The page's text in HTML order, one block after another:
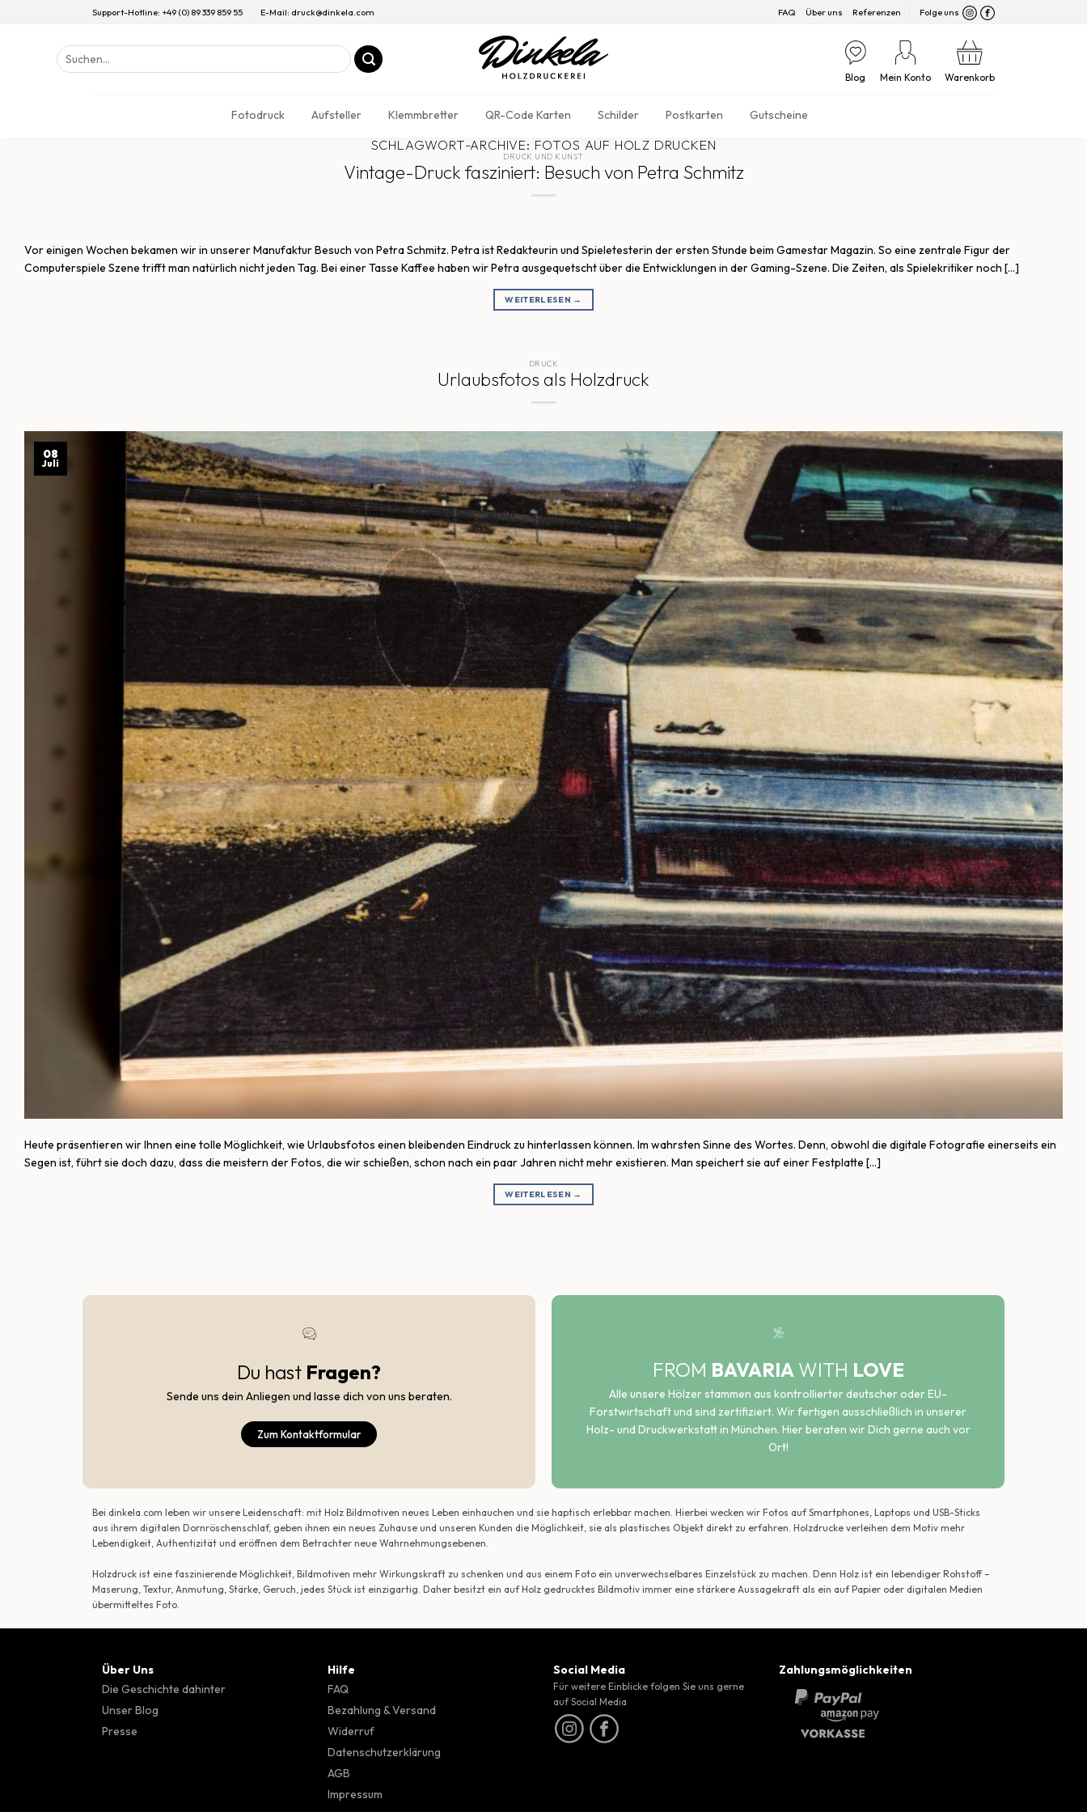
Support-Hotline: +49 (0) 89 339 859 55 E-Mail: druck@dinkela.com FAQ Über uns Referenzen Folge uns
Suchen
nach:
Blog Mein Konto Warenkorb
Fotodruck Aufsteller Klemmbretter QR-Code Karten Schilder Postkarten Gutscheine
SCHLAGWORT-ARCHIVE: FOTOS AUF HOLZ DRUCKEN
DRUCK UND KUNST
Vintage-Druck fasziniert: Besuch von Petra Schmitz
Vor einigen Wochen bekamen wir in unserer Manufaktur Besuch von Petra Schmitz. Petra ist Redakteurin und Spieletesterin der ersten Stunde beim Gamestar Magazin. So eine zentrale Figur der
Computerspiele Szene trifft man natürlich nicht jeden Tag. Bei einer Tasse Kaffee haben wir Petra ausgequetscht über die Entwicklungen in der Gaming-Szene. Die Zeiten, als Spielekritiker noch […]
WEITERLESEN →
DRUCK
Urlaubsfotos als Holzdruck
08
Juli
Heute präsentieren wir Ihnen eine tolle Möglichkeit, wie Urlaubsfotos einen bleibenden Eindruck zu hinterlassen können. Im wahrsten Sinne des Wortes. Denn, obwohl die digitale Fotografie einerseits ein
Segen ist, führt sie doch dazu, dass die meistern der Fotos, die wir schießen, schon nach ein paar Jahren nicht mehr existieren. Man speichert sie auf einer Festplatte […]
WEITERLESEN →
Du hast Fragen?
Sende uns dein Anliegen und lasse dich von uns beraten.
Zum Kontaktformular
FROM BAVARIA WITH LOVE
Alle unsere Hölzer stammen aus kontrollierter deutscher oder EU-
Forstwirtschaft und sind zertifiziert. Wir fertigen ausschließlich in unserer
Holz- und Druckwerkstatt in München. Hier beraten wir Dich gerne auch vor
Ort!
Bei dinkela.com leben wir unsere Leidenschaft: mit Holz Bildmotiven neues Leben einhauchen und sie haptisch erlebbar machen. Hierbei wecken wir Fotos auf Smartphones, Laptops und USB-Sticks
aus ihrem digitalen Dornröschenschlaf, geben ihnen ein neues Zuhause und unseren Kunden die Möglichkeit, sie als plastisches Objekt direkt zu erfahren. Holzdrucke verleihen dem Motiv mehr
Lebendigkeit, Authentizität und eröffnen dem Betrachter neue Wahrnehmungsebenen.
Holzdruck ist eine faszinierende Möglichkeit, Bildmotiven mehr Wirkungskraft zu schenken und aus einem Foto ein unverwechselbares Einzelstück zu machen. Denn Holz ist ein lebendiger Rohstoff –
Maserung, Textur, Anmutung, Stärke, Geruch, jedes Stück ist einzigartig. Daher besitzt ein auf Holz gedrucktes Bildmotiv immer eine stärkere Aussagekraft als ein auf Papier oder digitalen Medien
übermitteltes Foto.
Über Uns
Die Geschichte dahinter
Unser Blog
Presse
Hilfe
FAQ
Bezahlung & Versand
Widerruf
Datenschutzerklärung
AGB
Impressum
Social Media
Für weitere Einblicke folgen Sie uns gerne
auf Social Media
Zahlungsmöglichkeiten